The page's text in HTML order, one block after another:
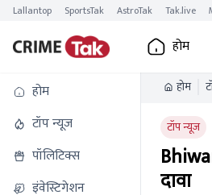
Lallantop SportsTak AstroTak Tak.live
होम
होम
टॉप न्यूज
पॉलिटिक्स
इंवेस्टिगेशन
होम
टॉप न्यूज
दावा